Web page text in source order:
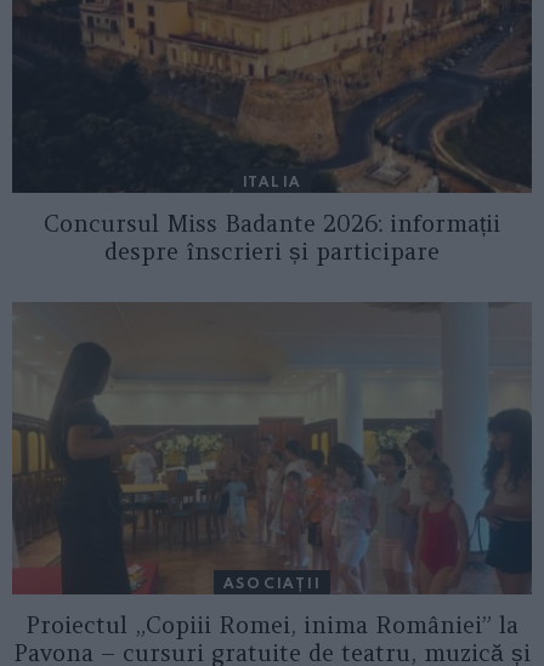
ITALIA
Concursul Miss Badante 2026: informații
despre înscrieri și participare
ASOCIAŢII
Proiectul „Copiii Romei, inima României” la
Pavona – cursuri gratuite de teatru, muzică și